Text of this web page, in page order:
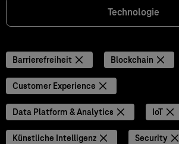
Technologie
Barrierefreiheit Blockchain
Customer Experience
Data Platform & Analytics IoT
Künstliche Intelligenz Security